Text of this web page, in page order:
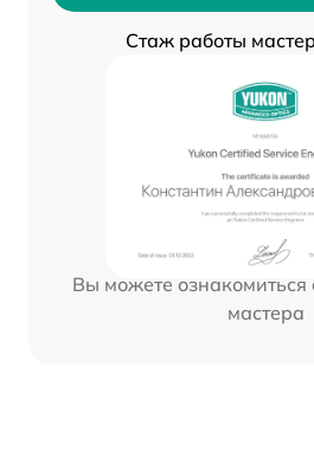
Стаж работы
Вы можете ознакомиться
мастера